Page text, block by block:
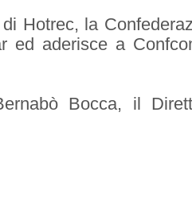
Hotrec, la
ed aderisce a
Bocca, il